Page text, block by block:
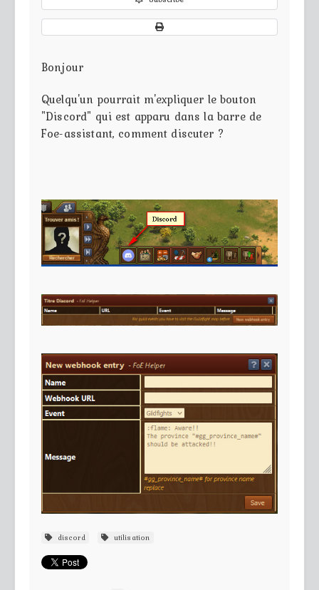
Bonjour
Quelqu'un pourrait m'expliquer le bouton
"Discord" qui est apparu dans la barre de
Foe-assistant, comment discuter ?
discord utilisation